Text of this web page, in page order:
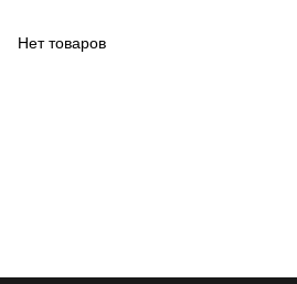
Нет товаров